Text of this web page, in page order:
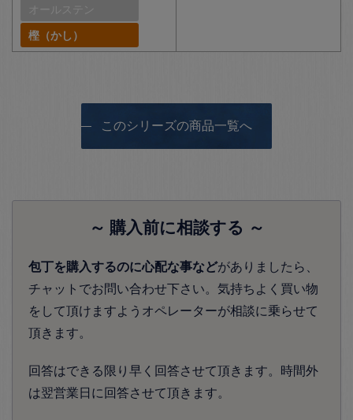
オールステン
樫（かし）
このシリーズの商品一覧へ
～ 購入前に相談する ～
包丁を購入するのに心配な事などがありましたら、
チャットでお問い合わせ下さい。気持ちよく買い物
をして頂けますようオペレーターが相談に乗らせて
頂きます。
回答はできる限り早く回答させて頂きます。時間外
は翌営業日に回答させて頂きます。